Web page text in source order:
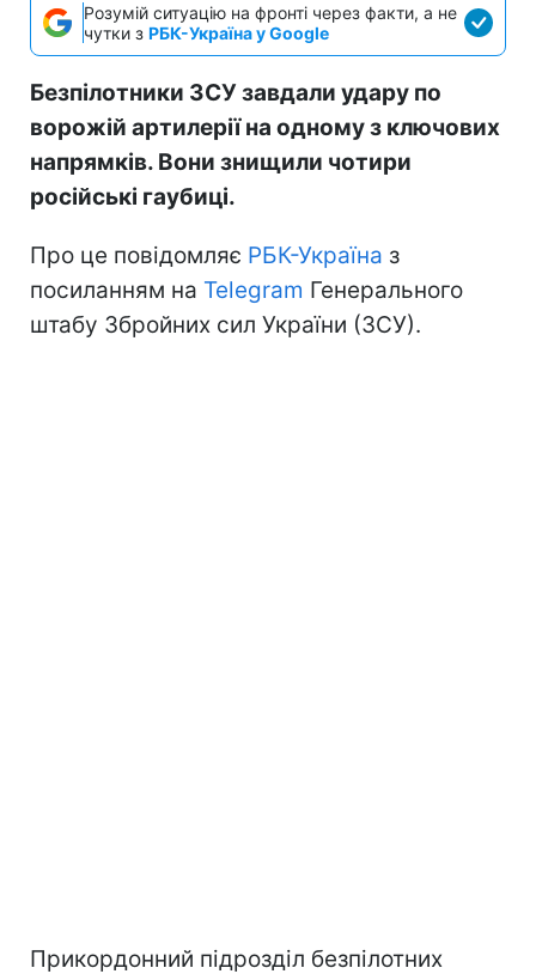
Розумій ситуацію на фронті через факти, а не
чутки з РБК-Україна у Google
Безпілотники ЗСУ завдали удару по
ворожій артилерії на одному з ключових
напрямків. Вони знищили чотири
російські гаубиці.
Про це повідомляє РБК-Україна з
посиланням на Telegram Генерального
штабу Збройних сил України (ЗСУ).
Прикордонний підрозділ безпілотних